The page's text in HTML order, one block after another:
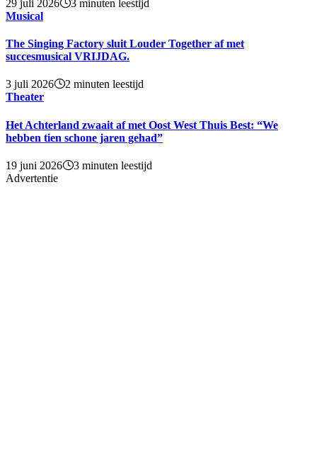
29 juli 2026
3 minuten leestijd
Musical
The Singing Factory sluit Louder Together af met
succesmusical VRIJDAG.
3 juli 2026
2 minuten leestijd
Theater
Het Achterland zwaait af met Oost West Thuis Best: “We
hebben tien schone jaren gehad”
19 juni 2026
3 minuten leestijd
Advertentie